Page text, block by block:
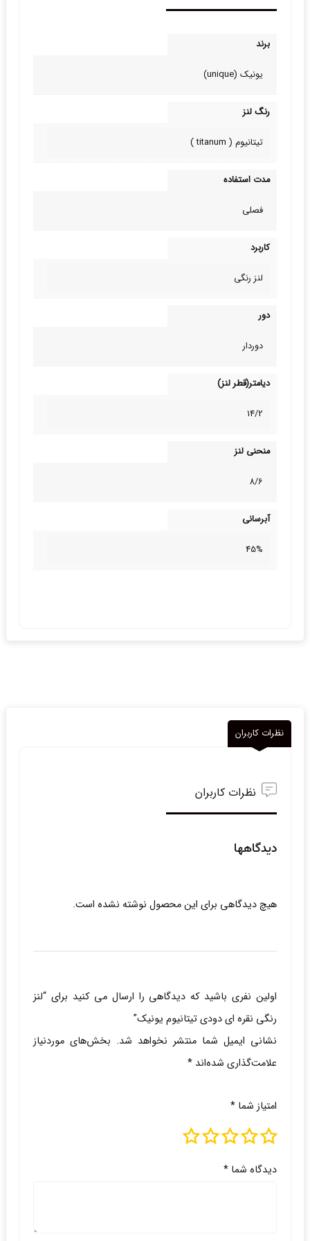
برند
یونیک (unique)
رنگ لنز
تیتانیوم ( titanum )
مدت استفاده
فصلی
کاربرد
لنز رنگی
دور
دوردار
دیامتر(قطر لنز)
14/2
منحنی لنز
8/6
آبرسانی
45%
نظرات کاربران
نظرات کاربران
دیدگاهها
هیچ دیدگاهی برای این محصول نوشته نشده است.
اولین نفری باشید که دیدگاهی را ارسال می کنید برای “لنز
رنگی نقره ای دودی تیتانیوم یونیک”
نشانی ایمیل شما منتشر نخواهد شد. بخش‌های موردنیاز
علامت‌گذاری شده‌اند *
امتیاز شما *
دیدگاه شما *